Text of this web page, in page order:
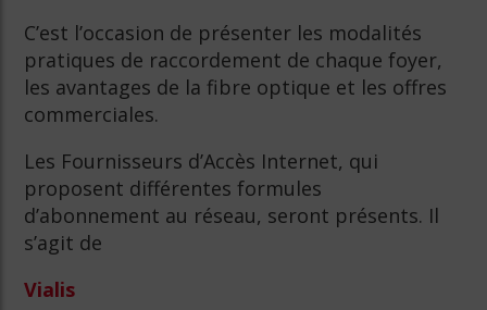
C’est l’occasion de présenter les modalités
pratiques de raccordement de chaque foyer,
les avantages de la fibre optique et les offres
commerciales.
Les Fournisseurs d’Accès Internet, qui
proposent différentes formules
d’abonnement au réseau, seront présents. Il
s’agit de
Vialis